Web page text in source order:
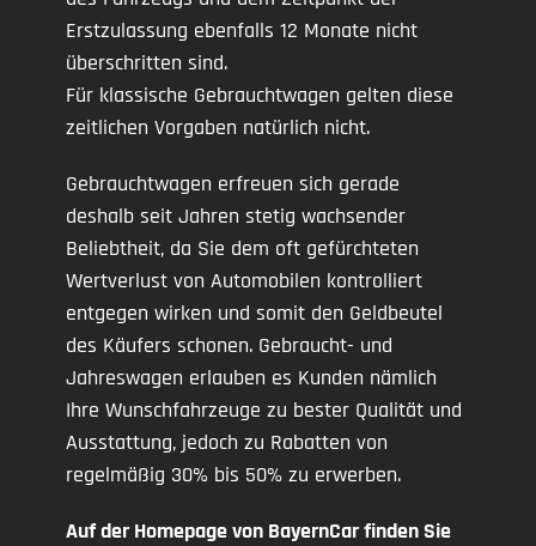
Erstzulassung ebenfalls 12 Monate nicht
überschritten sind.
Für klassische Gebrauchtwagen gelten diese
zeitlichen Vorgaben natürlich nicht.
Gebrauchtwagen erfreuen sich gerade
deshalb seit Jahren stetig wachsender
Beliebtheit, da Sie dem oft gefürchteten
Wertverlust von Automobilen kontrolliert
entgegen wirken und somit den Geldbeutel
des Käufers schonen. Gebraucht- und
Jahreswagen erlauben es Kunden nämlich
Ihre Wunschfahrzeuge zu bester Qualität und
Ausstattung, jedoch zu Rabatten von
regelmäßig 30% bis 50% zu erwerben.
Auf der Homepage von BayernCar finden Sie